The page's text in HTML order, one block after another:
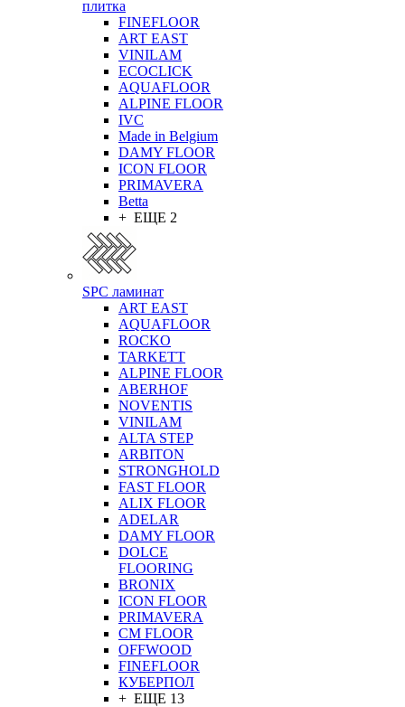
плитка
FINEFLOOR
ART EAST
VINILAM
ECOCLICK
AQUAFLOOR
ALPINE FLOOR
IVC
Made in Belgium
DAMY FLOOR
ICON FLOOR
PRIMAVERA
Betta
+ ЕЩЕ 2
SPC ламинат
ART EAST
AQUAFLOOR
ROCKO
TARKETT
ALPINE FLOOR
ABERHOF
NOVENTIS
VINILAM
ALTA STEP
ARBITON
STRONGHOLD
FAST FLOOR
ALIX FLOOR
ADELAR
DAMY FLOOR
DOLCE
FLOORING
BRONIX
ICON FLOOR
PRIMAVERA
CM FLOOR
OFFWOOD
FINEFLOOR
КУБЕРПОЛ
+ ЕЩЕ 13